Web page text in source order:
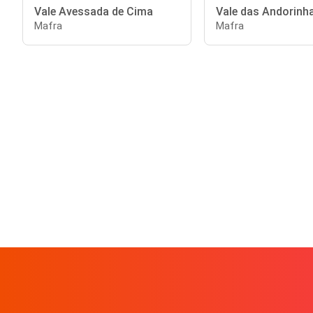
Vale Avessada de Cima
Mafra
Vale das
Mafra